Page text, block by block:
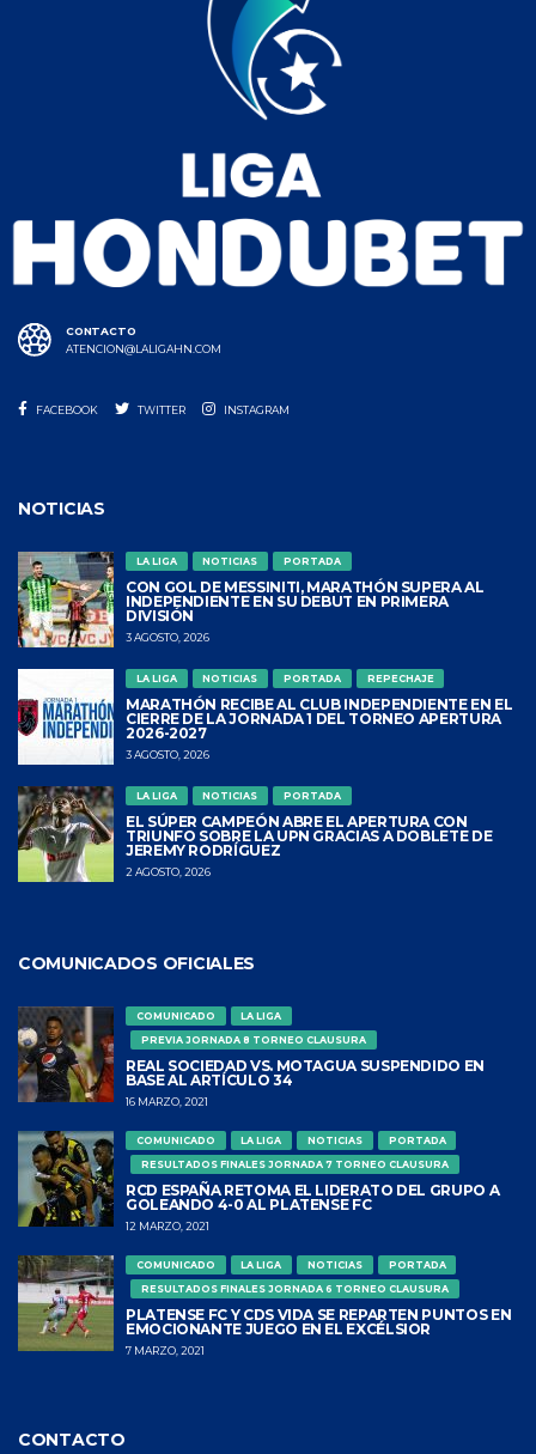
CONTACTO
ATENCION@LALIGAHN.COM
FACEBOOK TWITTER INSTAGRAM
NOTICIAS
LA LIGA NOTICIAS PORTADA
CON GOL DE MESSINITI, MARATHÓN SUPERA AL
INDEPENDIENTE EN SU DEBUT EN PRIMERA
DIVISIÓN
3 AGOSTO, 2026
LA LIGA NOTICIAS PORTADA REPECHAJE
MARATHÓN RECIBE AL CLUB INDEPENDIENTE EN EL
CIERRE DE LA JORNADA 1 DEL TORNEO APERTURA
2026-2027
3 AGOSTO, 2026
LA LIGA NOTICIAS PORTADA
EL SÚPER CAMPEÓN ABRE EL APERTURA CON
TRIUNFO SOBRE LA UPN GRACIAS A DOBLETE DE
JEREMY RODRÍGUEZ
2 AGOSTO, 2026
COMUNICADOS OFICIALES
COMUNICADO
LA LIGA
PREVIA JORNADA 8 TORNEO CLAUSURA
REAL SOCIEDAD VS. MOTAGUA SUSPENDIDO EN
BASE AL ARTÍCULO 34
16 MARZO, 2021
COMUNICADO LA LIGA NOTICIAS
PORTADA
RESULTADOS FINALES JORNADA 7 TORNEO CLAUSURA
RCD ESPAÑA RETOMA EL LIDERATO DEL GRUPO A
GOLEANDO 4-0 AL PLATENSE FC
12 MARZO, 2021
COMUNICADO LA LIGA NOTICIAS
PORTADA
RESULTADOS FINALES JORNADA 6 TORNEO CLAUSURA
PLATENSE FC Y CDS VIDA SE REPARTEN PUNTOS EN
EMOCIONANTE JUEGO EN EL EXCÉLSIOR
7 MARZO, 2021
CONTACTO